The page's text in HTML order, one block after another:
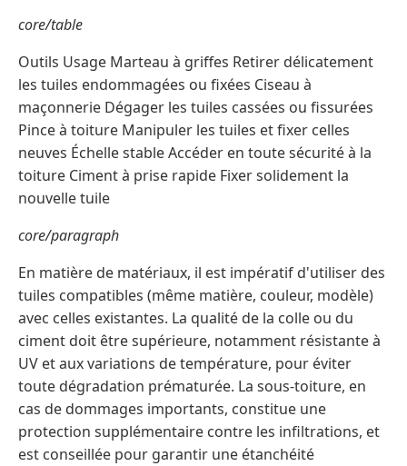
core/table
Outils Usage Marteau à griffes Retirer délicatement
les tuiles endommagées ou fixées Ciseau à
maçonnerie Dégager les tuiles cassées ou fissurées
Pince à toiture Manipuler les tuiles et fixer celles
neuves Échelle stable Accéder en toute sécurité à la
toiture Ciment à prise rapide Fixer solidement la
nouvelle tuile
core/paragraph
En matière de matériaux, il est impératif d'utiliser des
tuiles compatibles (même matière, couleur, modèle)
avec celles existantes. La qualité de la colle ou du
ciment doit être supérieure, notamment résistante à
UV et aux variations de température, pour éviter
toute dégradation prématurée. La sous-toiture, en
cas de dommages importants, constitue une
protection supplémentaire contre les infiltrations, et
est conseillée pour garantir une étanchéité